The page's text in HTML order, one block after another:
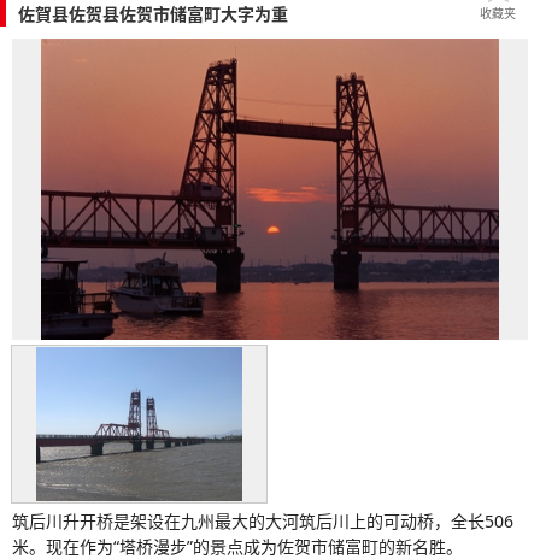
佐賀县佐贺县佐贺市储富町大字为重
筑后川升开桥是架设在九州最大的大河筑后川上的可动桥，全长506
米。现在作为“塔桥漫步”的景点成为佐贺市储富町的新名胜。
收藏夹